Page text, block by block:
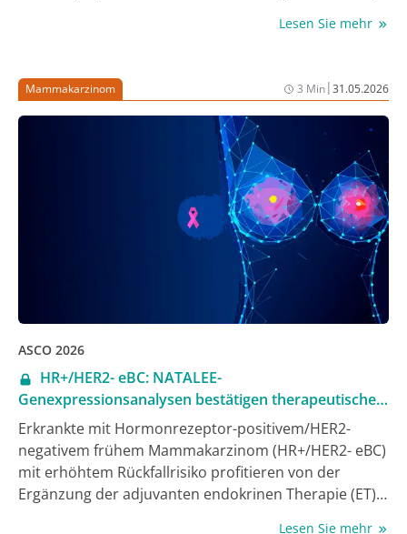
neuroendokrinen Tumoren (epNET) oder
Jahrestagung der American Society of Clinical
Oncology (ASCO) 2026 wurde eine Post-hoc-Analyse
vorgestellt, in der der primäre Endpunkt PFS und der
sekundäre Endpunkt Sicherheit und Verträglichkeit
jeweils in Abhängigkeit vom Funktionsstatus auf der
Grundlage der NET-Hormonausschüttung verglichen
Lesen Sie mehr
Mammakarzinom 3 Min|31.05.2026
ASCO 2026
HR+/HER2- eBC: NATALEE-
Genexpressionsanalysen bestätigen therapeutischen
Vorteil von Ribociclib über Subgruppen hinweg
Erkrankte mit Hormonrezeptor-positivem/HER2-
negativem frühem Mammakarzinom (HR+/HER2- eBC)
mit erhöhtem Rückfallrisiko profitieren von der
Ergänzung der adjuvanten endokrinen Therapie (ET)
Lesen Sie mehr